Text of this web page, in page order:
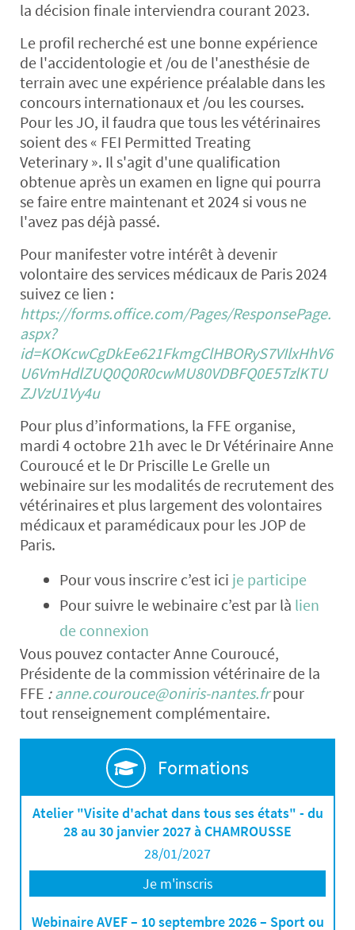
la décision finale interviendra courant 2023.
Le profil recherché est une bonne expérience
de l'accidentologie et /ou de l'anesthésie de
terrain avec une expérience préalable dans les
concours internationaux et /ou les courses.
Pour les JO, il faudra que tous les vétérinaires
soient des « FEI Permitted Treating
Veterinary ». Il s'agit d'une qualification
obtenue après un examen en ligne qui pourra
se faire entre maintenant et 2024 si vous ne
l'avez pas déjà passé.
Pour manifester votre intérêt à devenir
volontaire des services médicaux de Paris 2024
suivez ce lien :
https://forms.office.com/Pages/ResponsePage.
aspx?
id=KOKcwCgDkEe621FkmgClHBORyS7VIlxHhV6
U6VmHdlZUQ0Q0R0cwMU80VDBFQ0E5TzlKTU
ZJVzU1Vy4u
Pour plus d’informations, la FFE organise,
mardi 4 octobre 21h avec le Dr Vétérinaire Anne
Couroucé et le Dr Priscille Le Grelle un
webinaire sur les modalités de recrutement des
vétérinaires et plus largement des volontaires
médicaux et paramédicaux pour les JOP de
Paris.
Pour vous inscrire c’est ici je participe
Pour suivre le webinaire c’est par là lien
de connexion
Vous pouvez contacter Anne Couroucé,
Présidente de la commission vétérinaire de la
FFE :anne.courouce@oniris-nantes.frpour
tout renseignement complémentaire.
Formations
Atelier "Visite d'achat dans tous ses états" - du
28 au 30 janvier 2027 à CHAMROUSSE
28/01/2027
Je m'inscris
Webinaire AVEF – 10 septembre 2026 – Sport ou